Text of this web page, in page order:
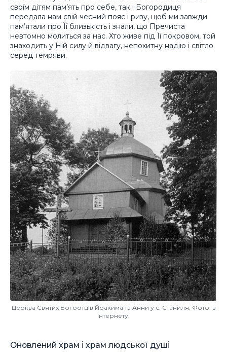
своїм дітям пам’ять про себе, так і Богородиця
передала нам свій чесний пояс і ризу, щоб ми завжди
пам’ятали про Її близькість і знали, що Пречиста
невтомно молиться за нас. Хто живе під Її покровом, той
знаходить у Ній силу й відвагу, непохитну надію і світло
серед темряви.
Церква Святих Богоотців Йоакима та Анни у с. Станиля. Фото: з
Інтернету.
Оновлений храм і храм людської душі